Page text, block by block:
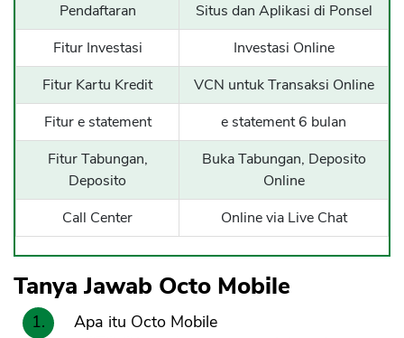
Pendaftaran
Situs dan Aplikasi di Ponsel
Fitur Investasi
Investasi Online
Fitur Kartu Kredit
VCN untuk Transaksi Online
Fitur e statement
e statement 6 bulan
Fitur Tabungan,
Deposito
Buka Tabungan, Deposito
Online
Call Center
Online via Live Chat
Tanya Jawab Octo Mobile
Apa itu Octo Mobile